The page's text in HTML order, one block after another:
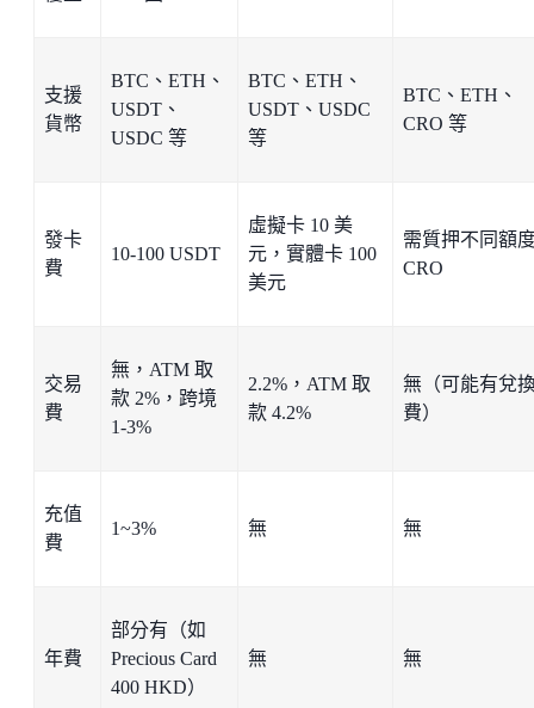
支援
貨幣
BTC、ETH、
USDT、
USDC 等
BTC、ETH、
USDT、USDC
等
BTC、ETH、
CRO 等
發卡
費
10-100 USDT
虛擬卡 10 美
元，實體卡 100
美元
需質押不同額
CRO
交易
費
無，ATM 取
款 2%，跨境
1-3%
2.2%，ATM 取
款 4.2%
無（可能有兌
費）
充值
費
1~3% 無 無
年費
部分有（如
Precious Card
400 HKD）
無 無